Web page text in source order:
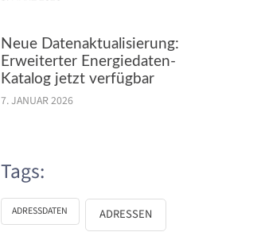
Neue Datenaktualisierung:
Erweiterter Energiedaten-
Katalog jetzt verfügbar
7. JANUAR 2026
Tags:
ADRESSDATEN ADRESSEN